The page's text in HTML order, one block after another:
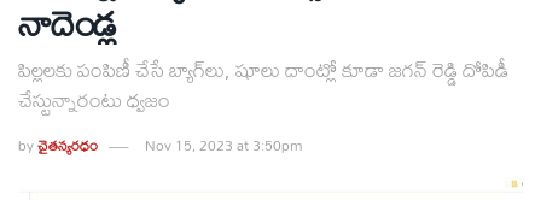
నాదెండ్ల
పిల్లలకు పంపిణీ చేసే బ్యాగ్‌లు, షూలు దాంట్లో కూడా జగన్ రెడ్డి దోపిడీ
చేస్టున్నారంటు ధ్వజం
byచైతన్యరధం Nov 15, 2023 at 3:50pm